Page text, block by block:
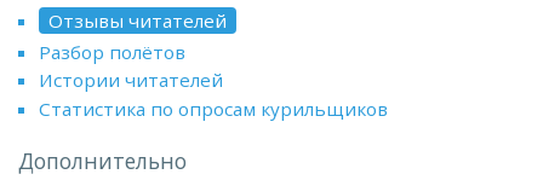
Отзывы читателей
Разбор полётов
Истории читателей
Статистика по опросам курильщиков
Дополнительно